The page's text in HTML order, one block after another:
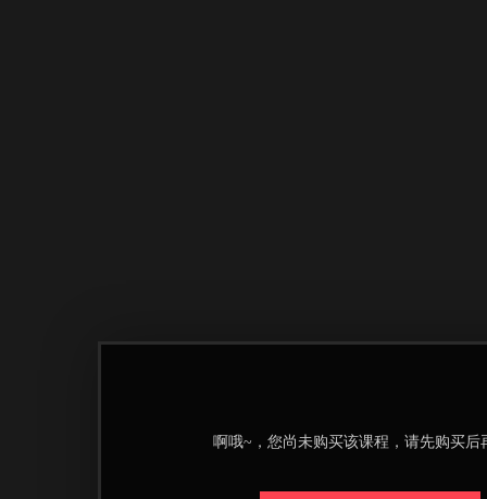
啊哦~，您尚未购买该课程，请先购买后